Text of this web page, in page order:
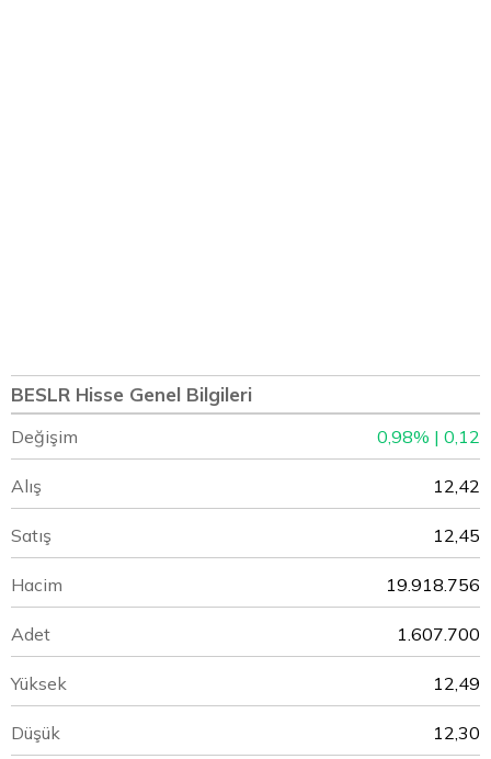
BESLR Hisse Genel Bilgileri
Değişim 0,98% | 0,12
Alış 12,42
Satış 12,45
Hacim 19.918.756
Adet 1.607.700
Yüksek 12,49
Düşük 12,30